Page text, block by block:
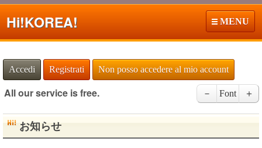
Hi!KOREA! MENU
Accedi Registrati Non posso accedere al mio account
All our service is free. － Font ＋
お知らせ